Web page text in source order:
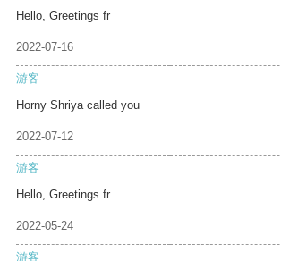
Hello, Greetings fr
2022-07-16
游客
Horny Shriya called you
2022-07-12
游客
Hello, Greetings fr
2022-05-24
游客